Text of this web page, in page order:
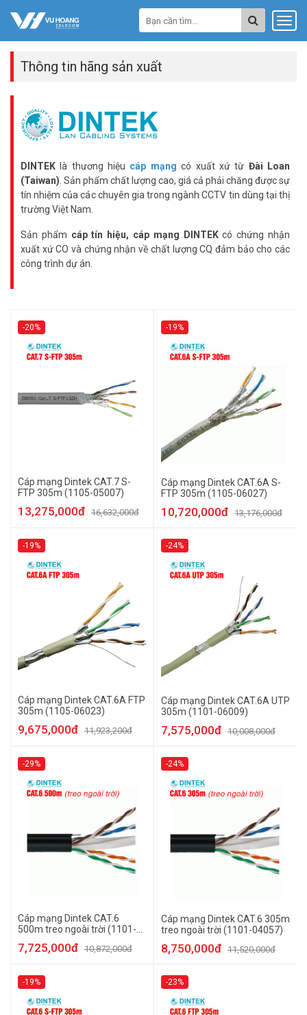
Thông tin hãng sản xuất
DINTEK là thương hiệu cáp mạng có xuất xứ từ Đài Loan
(Taiwan) . Sản phẩm chất lượng cao, giá cả phải chăng được sự
tín nhiệm của các chuyên gia trong ngành CCTV tin dùng tại thị
trường Việt Nam.
Sản phẩm cáp tín hiệu, cáp mạng DINTEKcó chứng nhận
xuất xứ CO và chứng nhận về chất lượng CQ đảm bảo cho các
công trình dự án.
-20%
Cáp mạng Dintek CAT.7 S-
FTP 305m (1105-05007)
13,275,000đ 16,632,000đ
-19%
Cáp mạng Dintek CAT.6A S-
FTP 305m (1105-06027)
10,720,000đ 13,176,000đ
-19%
Cáp mạng Dintek CAT.6A FTP
305m (1105-06023)
9,675,000đ 11,923,200đ
-24%
Cáp mạng Dintek CAT.6A UTP
305m (1101-06009)
7,575,000đ 10,008,000đ
-29%
Cáp mạng Dintek CAT.6
500m treo ngoài trời (1101-
7,725,000đ 10,872,000đ
-24%
Cáp mạng Dintek CAT.6 305m
treo ngoài trời (1101-04057)
8,750,000đ 11,520,000đ
-19% -23%